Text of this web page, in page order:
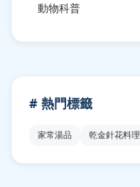
動物科普
# 熱門標籤
家常湯品 乾金針花料理